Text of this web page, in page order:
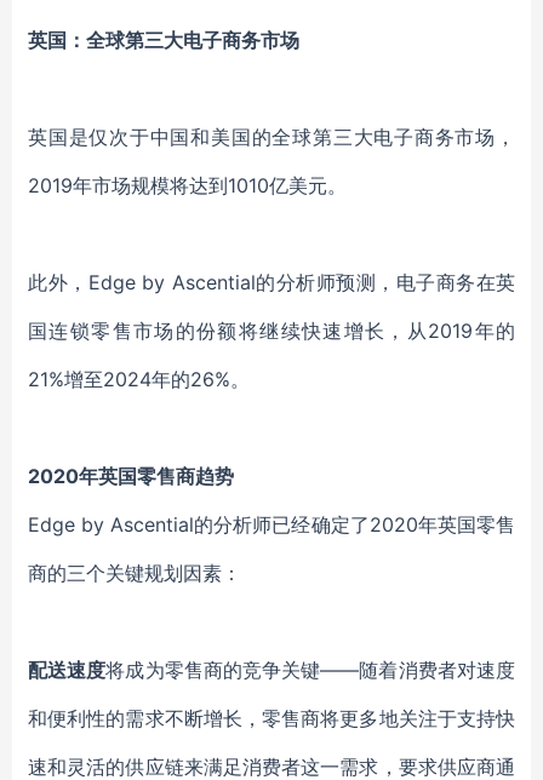
英国：全球第三大电子商务市场
英国是仅次于中国和美国的全球第三大电子商务市场，
2019年市场规模将达到1010亿美元。
此外，Edge by Ascential的分析师预测，电子商务在英
国连锁零售市场的份额将继续快速增长，从2019年的
21%增至2024年的26%。
2020年英国零售商趋势
Edge by Ascential的分析师已经确定了2020年英国零售
商的三个关键规划因素：
配送速度将成为零售商的竞争关键——随着消费者对速度
和便利性的需求不断增长，零售商将更多地关注于支持快
速和灵活的供应链来满足消费者这一需求，要求供应商通